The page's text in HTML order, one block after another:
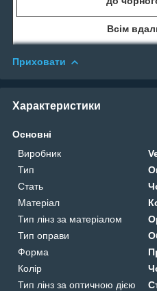
Всім
Приховати
Характеристики
Основні
Виробник
Тип
Стать
Матеріал
Тип лінз за матеріалом
Тип оправи
Форма
Колір
Тип лінз за оптичною дією